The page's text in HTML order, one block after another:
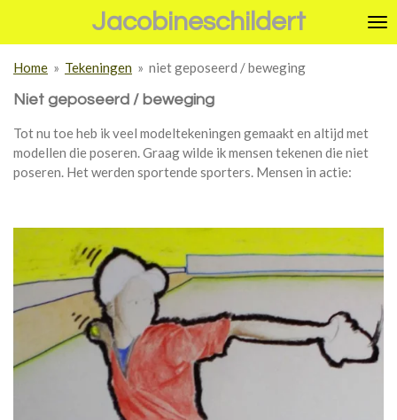
de
hoofdinhoud
Jacobineschildert
Home » Tekeningen » niet geposeerd / beweging
Niet geposeerd / beweging
Tot nu toe heb ik veel modeltekeningen gemaakt en altijd met
modellen die poseren. Graag wilde ik mensen tekenen die niet
poseren. Het werden sportende sporters. Mensen in actie: